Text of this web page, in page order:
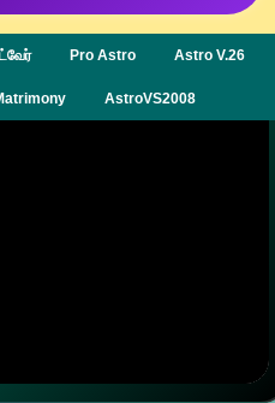
Pro Astro Astro V.26
AstroVS2008